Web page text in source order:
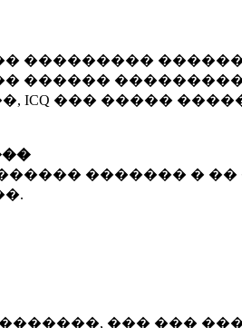
���������
������
ICQ ��� �����
������� �
��� ���